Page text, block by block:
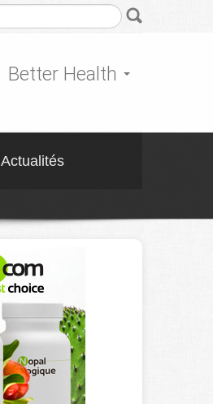
Better Health
Actualités